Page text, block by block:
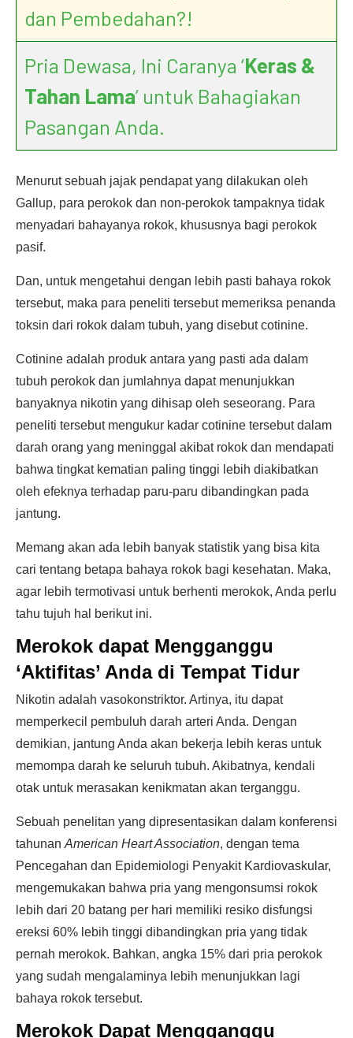
dan Pembedahan?!
Pria Dewasa, Ini Caranya ‘Keras &
Tahan Lama’ untuk Bahagiakan
Pasangan Anda.
Menurut sebuah jajak pendapat yang dilakukan oleh
Gallup, para perokok dan non-perokok tampaknya tidak
menyadari bahayanya rokok, khususnya bagi perokok
pasif.
Dan, untuk mengetahui dengan lebih pasti bahaya rokok
tersebut, maka para peneliti tersebut memeriksa penanda
toksin dari rokok dalam tubuh, yang disebut cotinine.
Cotinine adalah produk antara yang pasti ada dalam
tubuh perokok dan jumlahnya dapat menunjukkan
banyaknya nikotin yang dihisap oleh seseorang. Para
peneliti tersebut mengukur kadar cotinine tersebut dalam
darah orang yang meninggal akibat rokok dan mendapati
bahwa tingkat kematian paling tinggi lebih diakibatkan
oleh efeknya terhadap paru-paru dibandingkan pada
jantung.
Memang akan ada lebih banyak statistik yang bisa kita
cari tentang betapa bahaya rokok bagi kesehatan. Maka,
agar lebih termotivasi untuk berhenti merokok, Anda perlu
tahu tujuh hal berikut ini.
Merokok dapat Mengganggu
‘Aktifitas’ Anda di Tempat Tidur
Nikotin adalah vasokonstriktor. Artinya, itu dapat
memperkecil pembuluh darah arteri Anda. Dengan
demikian, jantung Anda akan bekerja lebih keras untuk
memompa darah ke seluruh tubuh. Akibatnya, kendali
otak untuk merasakan kenikmatan akan terganggu.
Sebuah penelitan yang dipresentasikan dalam konferensi
tahunan American Heart Association, dengan tema
Pencegahan dan Epidemiologi Penyakit Kardiovaskular,
mengemukakan bahwa pria yang mengonsumsi rokok
lebih dari 20 batang per hari memiliki resiko disfungsi
ereksi 60% lebih tinggi dibandingkan pria yang tidak
pernah merokok. Bahkan, angka 15% dari pria perokok
yang sudah mengalaminya lebih menunjukkan lagi
bahaya rokok tersebut.
Merokok Dapat Mengganggu